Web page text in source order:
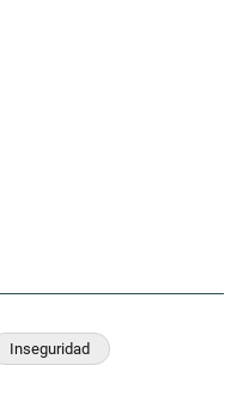
Inseguridad